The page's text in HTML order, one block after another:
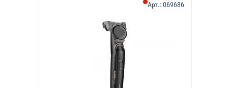
Арт.:069686